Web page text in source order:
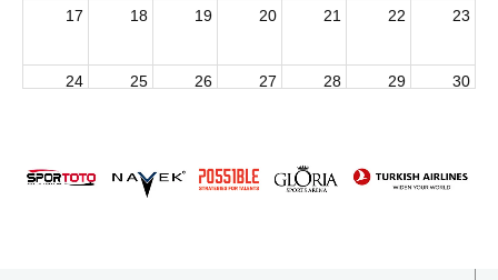
17 18 19 20 21 22 23
24 25 26 27 28 29 30